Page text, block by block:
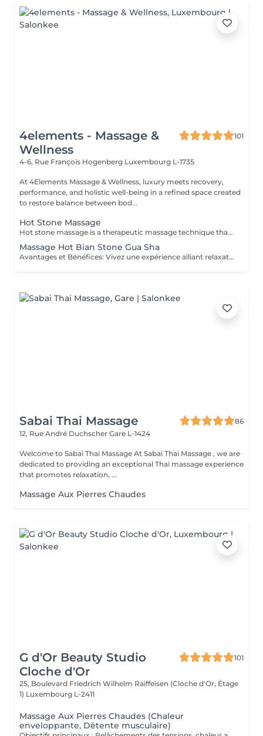
4elements - Massage &
Wellness
101
4-6, Rue François Hogenberg Luxembourg L-1735
At 4Elements Massage & Wellness, luxury meets recovery,
performance, and holistic well-being in a refined space created
to restore balance between bod...
Hot Stone Massage
Hot stone massage is a therapeutic massage technique that uses **smooth, heated basalt stones** (volcanic rock that retains heat well). The warmth penetrates deep into muscles, allowing intense relaxation without heavy pressure. How it works 1. Heating the stones Stones are warmed in water to a safe temperature (typically ~5055 °C). 2. Stone placement The therapist places stones on key points of the body: * Along the spine * Shoulders and neck * Hands, legs, or between toes These areas correspond to major muscle groups and energy points. 3. Massage with stones The therapist also uses the stones as tools, gliding them over muscles with oil to combine heat and movement. Key benefits *Deep muscle relaxation* heat reduces muscle stiffness faster than hands alone *Pain & tension relief* ideal for chronic back/neck tension *Stress & anxiety reduction* strong calming effect on the nervous system *Improved circulation* heat increases blood flow and oxygen delivery *Better sleep* many clients feel deeply sedated afterward Who it's best for People with: * Chronic muscle tension * Stress, burnout, mental overload * Sedentary or highly physical lifestyles * Cold sensitivity or poor circulation Not recommended for: * Fever or acute inflammation * Skin infections or open wounds * Severe cardiovascular issues * Neuropathy with reduced heat sensation What it feels like * Very relaxing, warm, grounding * Pressure is usually gentle to medium * Many clients drift into a meditative or sleep-like state It is NOT a sports or deep-tissue massage, but the heat allows muscles to release deeply without pain.
Massage Hot Bian Stone Gua Sha
Avantages et Bénéfices: Vivez une expérience alliant relaxation profonde et revitalisation musculaire. Grâce au Bian Stone et à la technique du Gua Sha, ce massage apaise les douleurs, détend les tensions et stimule la circulation sanguine, tout en procurant un moment de calme et d'équilibre intérieur. Les principaux bénéfices : - Soulagement des douleurs et tensions musculaires - Réduction de l'inflammation et fatigue musculaire - Amélioration de la circulation sanguine et lymphatique - Relaxation profonde du corps et de l'esprit - Diminution du stress et apaisement du système nerveux - Favorise la récupération musculaire et l'équilibre énergétique
Sabai Thai Massage
86
12, Rue André Duchscher Gare L-1424
Welcome to Sabai Thai Massage At Sabai Thai Massage , we are
dedicated to providing an exceptional Thai massage experience
that promotes relaxation, ...
Massage Aux Pierres Chaudes
G d'Or Beauty Studio
Cloche d'Or
101
25, Boulevard Friedrich Wilhelm Raiffeisen (Cloche d'Or, Étage
1) Luxembourg L-2411
Massage Aux Pierres Chaudes (Chaleur
enveloppante, Détente musculaire)